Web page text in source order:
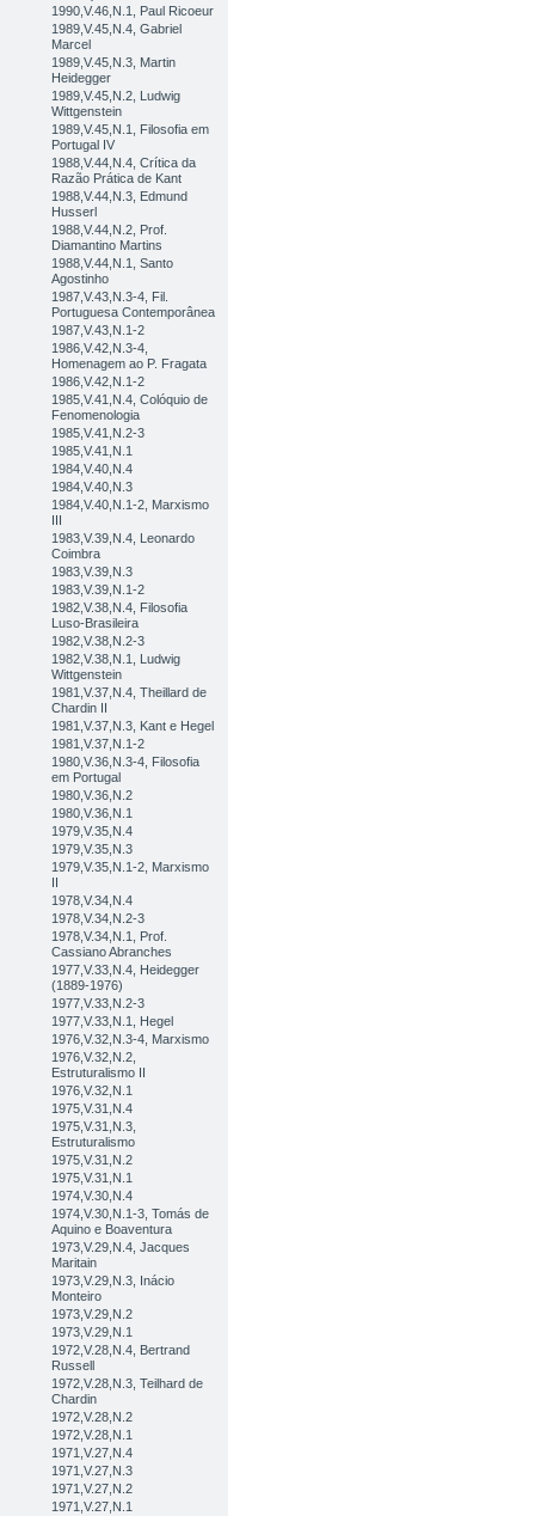
1990,V.46,N.1, Paul Ricoeur
1989,V.45,N.4, Gabriel
Marcel
1989,V.45,N.3, Martin
Heidegger
1989,V.45,N.2, Ludwig
Wittgenstein
1989,V.45,N.1, Filosofia em
Portugal IV
1988,V.44,N.4, Crítica da
Razão Prática de Kant
1988,V.44,N.3, Edmund
Husserl
1988,V.44,N.2, Prof.
Diamantino Martins
1988,V.44,N.1, Santo
Agostinho
1987,V.43,N.3-4, Fil.
Portuguesa Contemporânea
1987,V.43,N.1-2
1986,V.42,N.3-4,
Homenagem ao P. Fragata
1986,V.42,N.1-2
1985,V.41,N.4, Colóquio de
Fenomenologia
1985,V.41,N.2-3
1985,V.41,N.1
1984,V.40,N.4
1984,V.40,N.3
1984,V.40,N.1-2, Marxismo
III
1983,V.39,N.4, Leonardo
Coimbra
1983,V.39,N.3
1983,V.39,N.1-2
1982,V.38,N.4, Filosofia
Luso-Brasileira
1982,V.38,N.2-3
1982,V.38,N.1, Ludwig
Wittgenstein
1981,V.37,N.4, Theillard de
Chardin II
1981,V.37,N.3, Kant e Hegel
1981,V.37,N.1-2
1980,V.36,N.3-4, Filosofia
em Portugal
1980,V.36,N.2
1980,V.36,N.1
1979,V.35,N.4
1979,V.35,N.3
1979,V.35,N.1-2, Marxismo
II
1978,V.34,N.4
1978,V.34,N.2-3
1978,V.34,N.1, Prof.
Cassiano Abranches
1977,V.33,N.4, Heidegger
(1889-1976)
1977,V.33,N.2-3
1977,V.33,N.1, Hegel
1976,V.32,N.3-4, Marxismo
1976,V.32,N.2,
Estruturalismo II
1976,V.32,N.1
1975,V.31,N.4
1975,V.31,N.3,
Estruturalismo
1975,V.31,N.2
1975,V.31,N.1
1974,V.30,N.4
1974,V.30,N.1-3, Tomás de
Aquino e Boaventura
1973,V.29,N.4, Jacques
Maritain
1973,V.29,N.3, Inácio
Monteiro
1973,V.29,N.2
1973,V.29,N.1
1972,V.28,N.4, Bertrand
Russell
1972,V.28,N.3, Teilhard de
Chardin
1972,V.28,N.2
1972,V.28,N.1
1971,V.27,N.4
1971,V.27,N.3
1971,V.27,N.2
1971,V.27,N.1